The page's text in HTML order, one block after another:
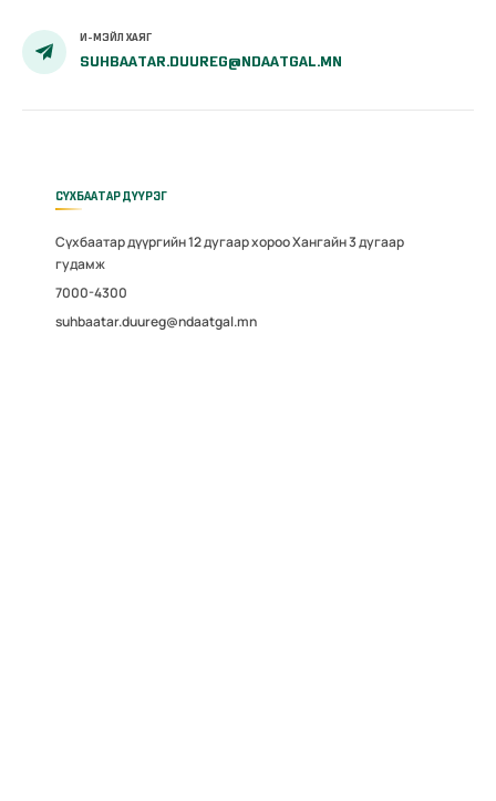
И-МЭЙЛ ХАЯГ
SUHBAATAR.DUUREG@NDAATGAL.MN
СҮХБААТАР ДҮҮРЭГ
Сүхбаатар дүүргийн 12 дугаар хороо Хангайн 3 дугаар
гудамж
7000-4300
suhbaatar.duureg@ndaatgal.mn